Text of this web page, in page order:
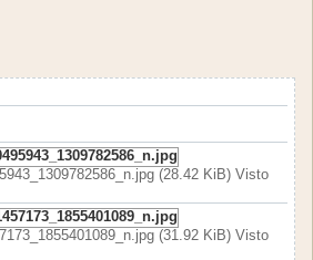
(28.42 KiB) Visto
(31.92 KiB) Visto